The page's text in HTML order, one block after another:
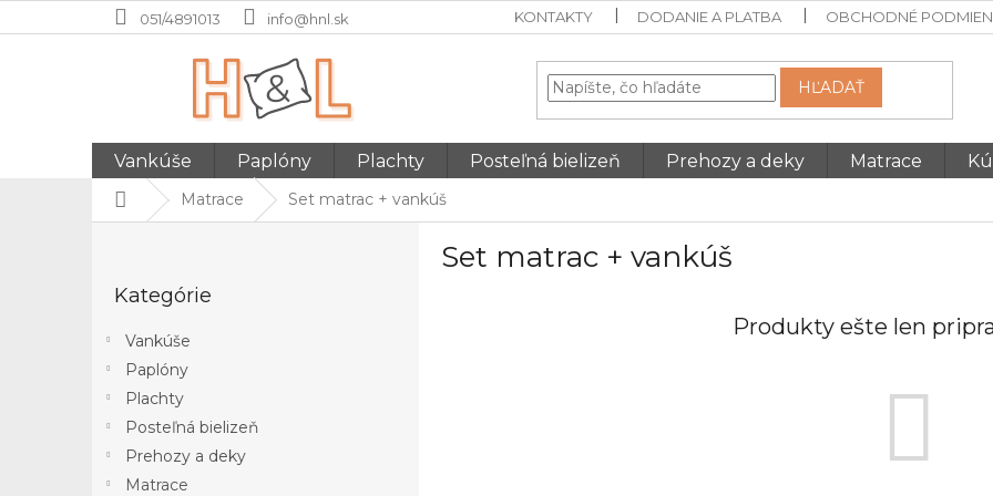
na
051/4891013 info@hnl.sk KONTAKTY DODANIE A PLATBA OBCHODNÉ
HĽADAŤ
Vankúše Paplóny Plachty Posteľná bielizeň Prehozy a deky Matrace
DomovMatrace Set matrac + vankúš
kategórie
Kategórie
Vankúše
Paplóny
Plachty
Posteľná bielizeň
Prehozy a deky
Matrace
Set matrac + vankúš
Produkty ešte len